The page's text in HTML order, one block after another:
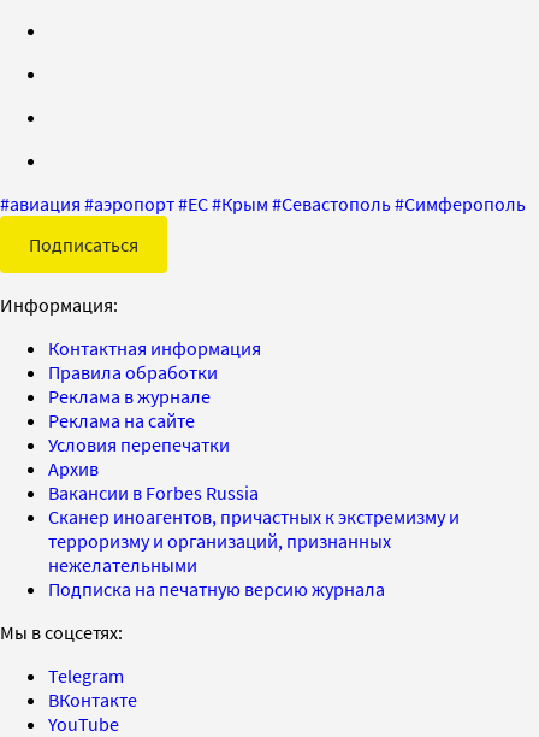
#авиация #аэропорт#ЕС#Крым #Севастополь#Симферополь
Подписаться
Информация:
Контактная информация
Правила обработки
Реклама в журнале
Реклама на сайте
Условия перепечатки
Архив
Вакансии в Forbes Russia
Сканер иноагентов, причастных к экстремизму и
терроризму и организаций, признанных
нежелательными
Подписка на печатную версию журнала
Мы в соцсетях:
Telegram
ВКонтакте
YouTube